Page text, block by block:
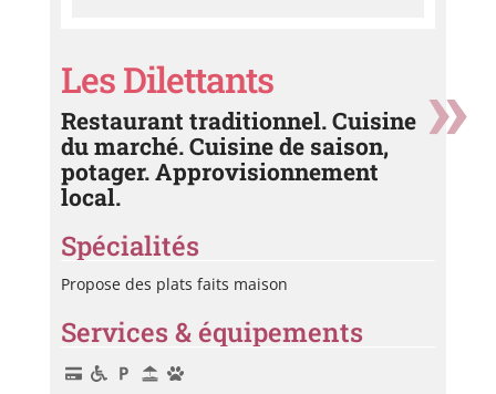
Les Dilettants
Restaurant traditionnel. Cuisine
du marché. Cuisine de saison,
potager. Approvisionnement
local.
Spécialités
Propose des plats faits maison
Services & équipements